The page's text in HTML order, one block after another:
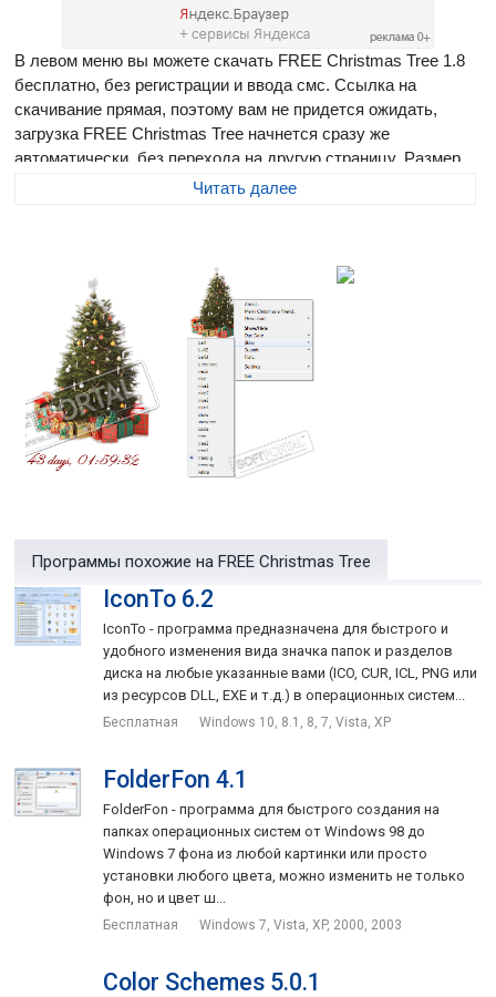
В левом меню вы можете скачать FREE Christmas Tree 1.8
бесплатно, без регистрации и ввода смс. Ссылка на
скачивание прямая, поэтому вам не придется ожидать,
загрузка FREE Christmas Tree начнется сразу же
автоматически, без перехода на другую страницу. Размер
программы составляет 1000 Кб
разноцветными огоньками, да еще и отсчитывающая время
до Нового года и Рождества! Каждый час программа будет
проигрывать вам рождественскую мелодию.
Новогодняя елочка может менять свой вид посредством
"скинов". В настройках программы можно выбрать один из
десяти вариантов. Кроме того, можно выбрать обратный
отсчет времени до Нового Года, католического или
христианского Рождества.
рождественского настроения вам и вашим близким.
Читать далее
Программы похожие на FREE Christmas Tree
IconTo 6.2
IconTo - программа предназначена для быстрого и
удобного изменения вида значка папок и разделов
диска на любые указанные вами (ICO, CUR, ICL, PNG или
из ресурсов DLL, EXE и т.д.) в операционных систем...
Бесплатная Windows 10, 8.1, 8, 7, Vista, XP
FolderFon 4.1
FolderFon - программа для быстрого создания на
папках операционных систем от Windows 98 до
Windows 7 фона из любой картинки или просто
установки любого цвета, можно изменить не только
фон, но и цвет ш...
Бесплатная Windows 7, Vista, XP, 2000, 2003
Color Schemes 5.0.1